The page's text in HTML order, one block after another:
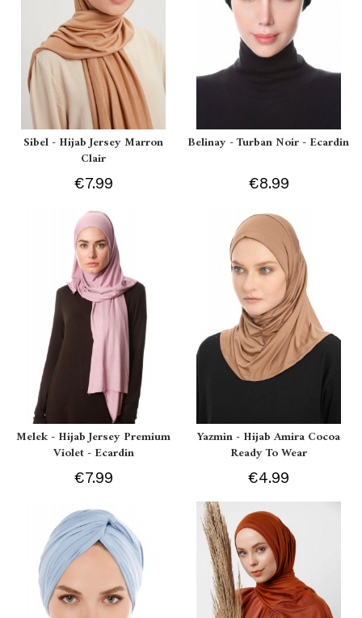
Sibel - Hijab Jersey Marron
Clair
€7.99
Belinay - Turban Noir - Ecardin
€8.99
Melek - Hijab Jersey Premium
Violet - Ecardin
€7.99
Yazmin - Hijab Amira Cocoa
Ready To Wear
€4.99